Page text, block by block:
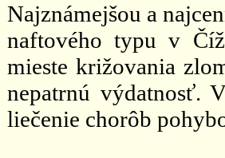
Najznámejšou a
naftového typu v
mieste križovania
nepatrnú výdatnosť.
liečenie chorôb